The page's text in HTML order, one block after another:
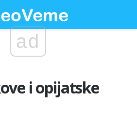
ad
i opijatske